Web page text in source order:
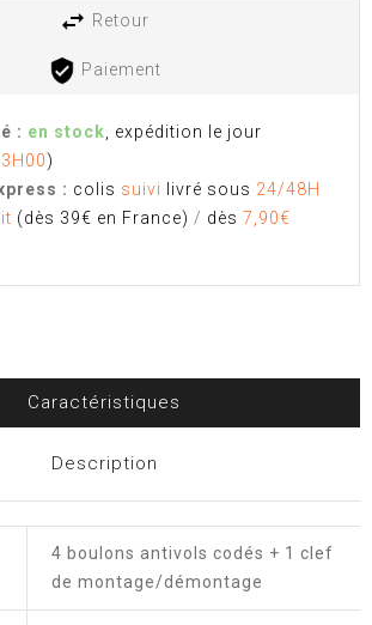
Retour
Paiement
: en stock, expédition le jour
)
: colis suivi livré sous 24/48H
(dès 39€ en France) / dès 7,90€
Caractéristiques
Description
4 boulons antivols codés + 1 clef
de montage/démontage